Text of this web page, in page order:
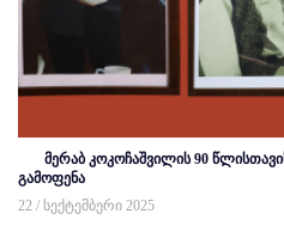
მერაბ კოკოჩაშვილის 90
გამოფენა
22 / სექტემბერი 2025